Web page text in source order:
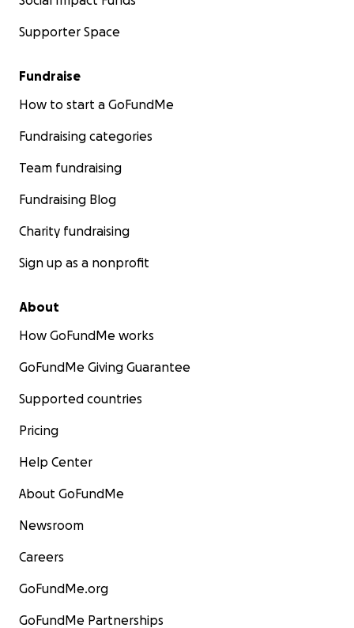
Supporter Space
Fundraise
How to start a GoFundMe
Fundraising categories
Team fundraising
Fundraising Blog
Charity fundraising
Sign up as a nonprofit
About
How GoFundMe works
GoFundMe Giving Guarantee
Supported countries
Pricing
Help Center
About GoFundMe
Newsroom
Careers
GoFundMe.org
GoFundMe Partnerships